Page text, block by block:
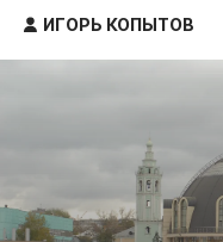
Тульский бренд
Тула
ИГОРЬ КОПЫТОВ